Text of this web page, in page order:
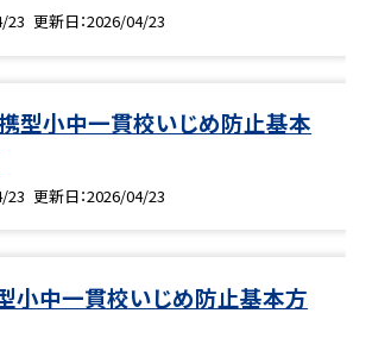
23 更新日 2026/04/23
小中一貫校いじめ防止基本
23 更新日 2026/04/23
小中一貫校いじめ防止基本方